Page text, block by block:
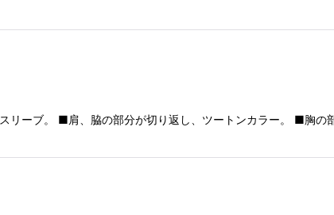
リーブ。 ■肩、脇の部分が切り返し、ツートンカラー。 ■胸の